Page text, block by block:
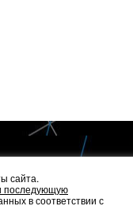
сайта.
последующую
в соответствии с